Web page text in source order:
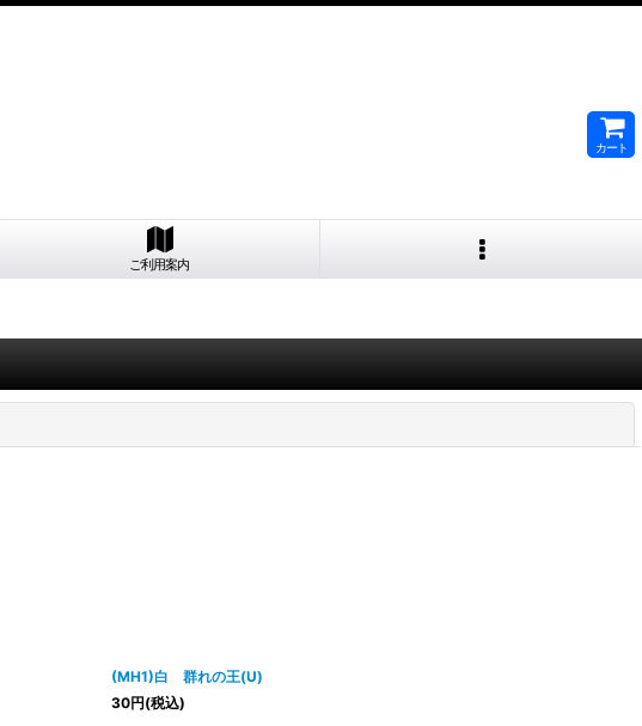
カート
ご利用案内
(MH1)白 群れの王(U)
30円(税込)